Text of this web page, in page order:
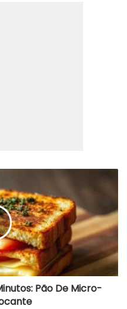
Pão De Micro-